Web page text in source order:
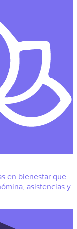
en bienestar que
asistencias y